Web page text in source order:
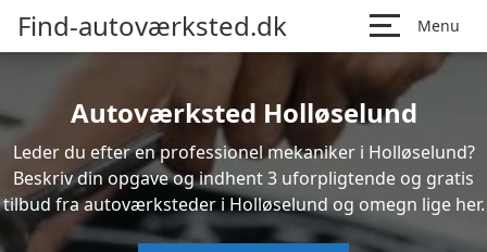
Find-autoværksted.dk Menu
Autoværksted Holløselund
Leder du efter en professionel mekaniker i Holløselund?
Beskriv din opgave og indhent 3 uforpligtende og gratis
tilbud fra autoværksteder i Holløselund og omegn lige her.